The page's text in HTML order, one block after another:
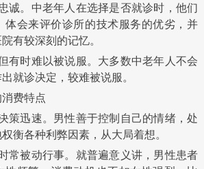
。中老年人在选择是否就诊时，他们
体会来评价诊所的技术服务的优劣，并
有较深刻的记忆。
时难以被说服。大多数中老年人不会
就诊决定，较难被说服。
费特点
迅速。男性善于控制自己的情绪，处
衡各种利弊因素，从大局着想。
被动行事。就普遍意义讲，男性患者